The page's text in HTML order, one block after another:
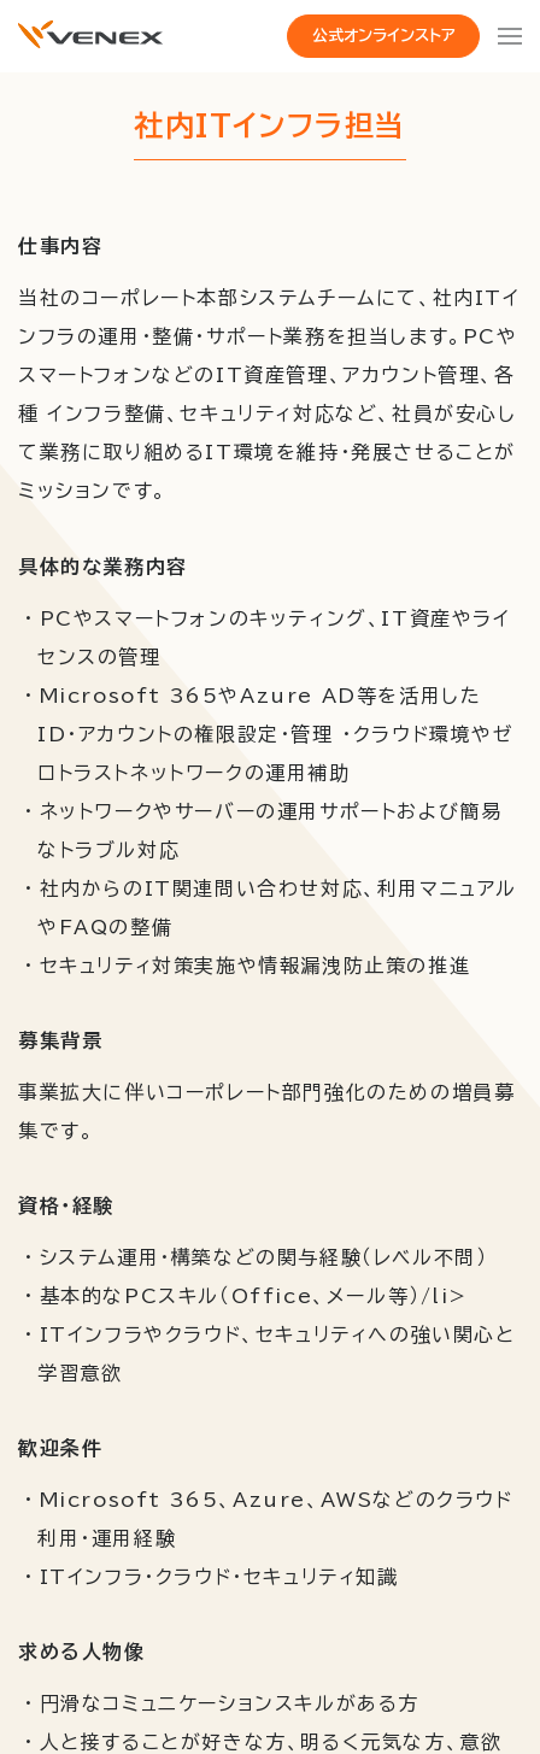
公式オンラインストア
社内ITインフラ担当
仕事内容
当社のコーポレート本部システムチームにて、社内ITイ
ンフラの運用・整備・サポート業務を担当します。PCや
スマートフォンなどのIT資産管理、アカウント管理、各
種 インフラ整備、セキュリティ対応など、社員が安心し
て業務に取り組めるIT環境を維持・発展させることが
ミッションです。
具体的な業務内容
PCやスマートフォンのキッティング、IT資産やライ
センスの管理
Microsoft 365やAzure AD等を活用した
ID・アカウントの権限設定・管理 ・クラウド環境やゼ
ロトラストネットワークの運用補助
ネットワークやサーバーの運用サポートおよび簡易
なトラブル対応
社内からのIT関連問い合わせ対応、利用マニュアル
やFAQの整備
セキュリティ対策実施や情報漏洩防止策の推進
募集背景
事業拡大に伴いコーポレート部門強化のための増員募
集です。
資格・経験
システム運用・構築などの関与経験（レベル不問）
基本的なPCスキル（Office、メール等）/li>
ITインフラやクラウド、セキュリティへの強い関心と
学習意欲
歓迎条件
Microsoft 365、Azure、AWSなどのクラウド
利用・運用経験
ITインフラ・クラウド・セキュリティ知識
求める人物像
円滑なコミュニケーションスキルがある方
人と接することが好きな方、明るく元気な方、意欲